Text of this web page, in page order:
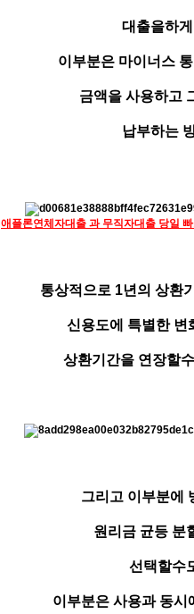
대출을하
이부분은 마이너스
금액을 사용하고
납부하는
애플론연체자대출 과 무직자대출 당일
통상적으로 1년의 상환
신용도에 특별한 변
상환기간을 연장할
그리고 이부분에
원리금 균등 분
선택할수
이부분은 사용과 동시